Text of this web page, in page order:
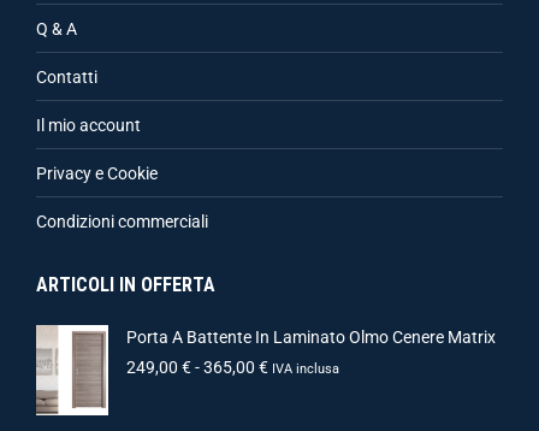
Q & A
Contatti
Il mio account
Privacy e Cookie
Condizioni commerciali
ARTICOLI IN OFFERTA
Porta A Battente In Laminato Olmo Cenere Matrix
249,00 €-365,00 € IVA inclusa